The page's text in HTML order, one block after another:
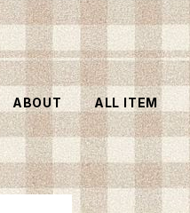
ABOUT ALL ITEM